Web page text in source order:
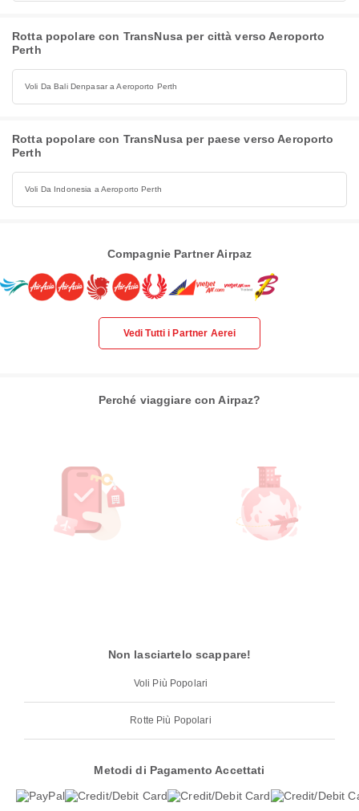
Rotta popolare con TransNusa per città verso Aeroporto
Perth
Voli Da Bali Denpasar a Aeroporto Perth
Rotta popolare con TransNusa per paese verso Aeroporto
Perth
Voli Da Indonesia a Aeroporto Perth
Compagnie Partner Airpaz
Vedi Tutti i Partner Aerei
Perché viaggiare con Airpaz?
Non lasciartelo scappare!
Voli Più Popolari
Rotte Più Popolari
Metodi di Pagamento Accettati